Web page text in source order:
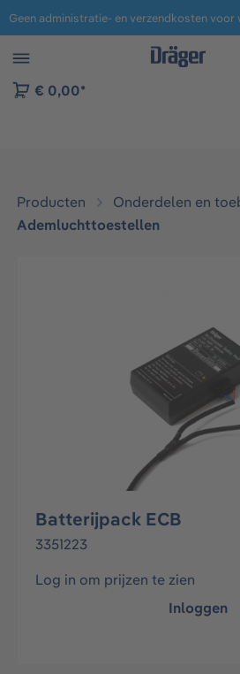
naar navigatie B2B-platform
€ 0,00*
Producten
Onderdelen en
Ademluchttoestellen
Batterijpack ECB
3351223
Log in om prijzen te zien
Inloggen